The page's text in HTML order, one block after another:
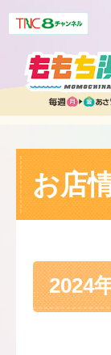
お店
2024